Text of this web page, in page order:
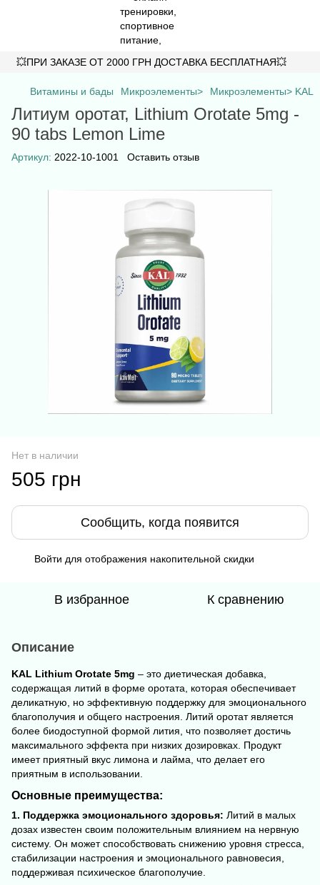
💥ПРИ ЗАКАЗЕ ОТ 2000 ГРН ДОСТАВКА БЕСПЛАТНАЯ💥
Витамины и бады Микроэлементы> Микроэлементы> KAL
Литиум оротат, Lithium Orotate 5mg -
90 tabs Lemon Lime
Артикул: 2022-10-1001 Оставить отзыв
Нет в наличии
505 грн
Сообщить, когда появится
Войти для отображения накопительной скидки
В избранное К сравнению
Описание
KAL Lithium Orotate 5mg – это диетическая добавка,
содержащая литий в форме оротата, которая обеспечивает
деликатную, но эффективную поддержку для эмоционального
благополучия и общего настроения. Литий оротат является
более биодоступной формой лития, что позволяет достичь
максимального эффекта при низких дозировках. Продукт
имеет приятный вкус лимона и лайма, что делает его
приятным в использовании.
Основные преимущества:
1. Поддержка эмоционального здоровья: Литий в малых
дозах известен своим положительным влиянием на нервную
систему. Он может способствовать снижению уровня стресса,
стабилизации настроения и эмоционального равновесия,
поддерживая психическое благополучие.